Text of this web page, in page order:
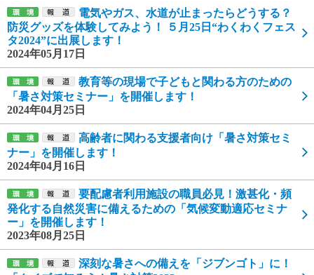
電気やガス、水道が止まったらどうする？
防災グッズを体験してみよう！ ５月25日“わくわくフェス
タ2024”に出展します！
2024年05月17日
教育等の現場で子どもと関わる方のための
「暑さ対策セミナー」を開催します！
2024年04月25日
高齢者に関わる支援者向け「暑さ対策セミ
ナー」を開催します！
2024年04月16日
要配慮者利用施設の職員必見！激甚化・頻
発化する自然災害に備えるための「気候変動適応セミナ
ー」を開催します！
2023年08月25日
深刻な暑さへの備えを「ジブンゴト」に！